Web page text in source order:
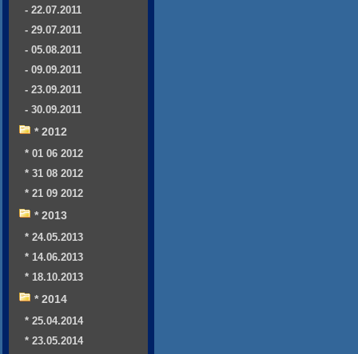
- 22.07.2011
- 29.07.2011
- 05.08.2011
- 09.09.2011
- 23.09.2011
- 30.09.2011
* 2012
* 01 06 2012
* 31 08 2012
* 21 09 2012
* 2013
* 24.05.2013
* 14.06.2013
* 18.10.2013
* 2014
* 25.04.2014
* 23.05.2014